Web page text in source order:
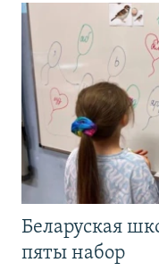
Беларуская
пяты набор